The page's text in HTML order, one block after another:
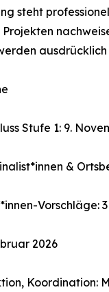
steht
Projekten
Stufe 1: 9.
&
Vorschläge:
2026
Koordination: